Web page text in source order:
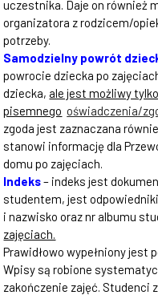
uczestnika. Daje on również
organizatora z rodzicem/
potrzeby.
Samodzielny powrót
powrocie dziecka po
dziecka, ale jest możliwy
pisemnego oświadczenia/
zgoda jest zaznaczana
stanowi informację dla
domu po zajęciach.
Indeks– indeks jest
studentem, jest
i nazwisko oraz nr albumu
zajęciach.
Prawidłowo wypełniony jest
Wpisy są robione
zakończenie zajęć. Studenci